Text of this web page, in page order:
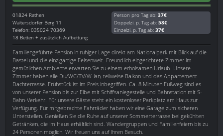
01824 Rathen
Waltersdorfer Berg 11
Telefon: 035024 70369
18 Betten + zusätzlich Aufbettung
Person pro Tag ab: 37€
Doppelzi. p. Tag ab: 58€
Einzelzi. p. Tag ab: 37€
Familiengeführte Pension in ruhiger Lage direkt am Nationalpark mit Blick auf die
Bastei und die einzigartige Felsenwelt. Freundlich eingerichtete Zimmer im
gemütlichen Ambiente erwarten Sie zu einem erholsamen Urlaub. Unsere
Zimmer haben alle Du/WC/TV/W-lan, teilweise Balkon und das Appartement
Dachterrasse. Frühstück ist im Preis inbegriffen. Ca. 8 Minuten Fußweg sind es
von unserer Pension bis zur Elbe mit Schiffsanlegestelle und Bahnstation mit S-
Bahn-Verkehr. Für unsere Gäste steht ein kostenloser Parkplatz am Haus zur
Verfügung. Für mitgebrachte Fahrräder haben wir eine Garage zum sicheren
Unterstellen. Genießen Sie die Ruhe auf unserer Sommerterrasse bei gekühlten
Getränken, die im Haus erhältlich sind. Wandergruppen und Familienfeiern bis zu
24 Personen möglich. Wir freuen uns auf Ihren Besuch.